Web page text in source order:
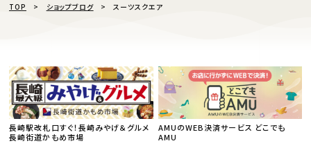
TOP ショップブログ スーツスクエア
長崎駅改札口すぐ！長崎みやげ＆グルメ
長崎街道かもめ市場
AMUのWEB決済サービス どこでも
AMU